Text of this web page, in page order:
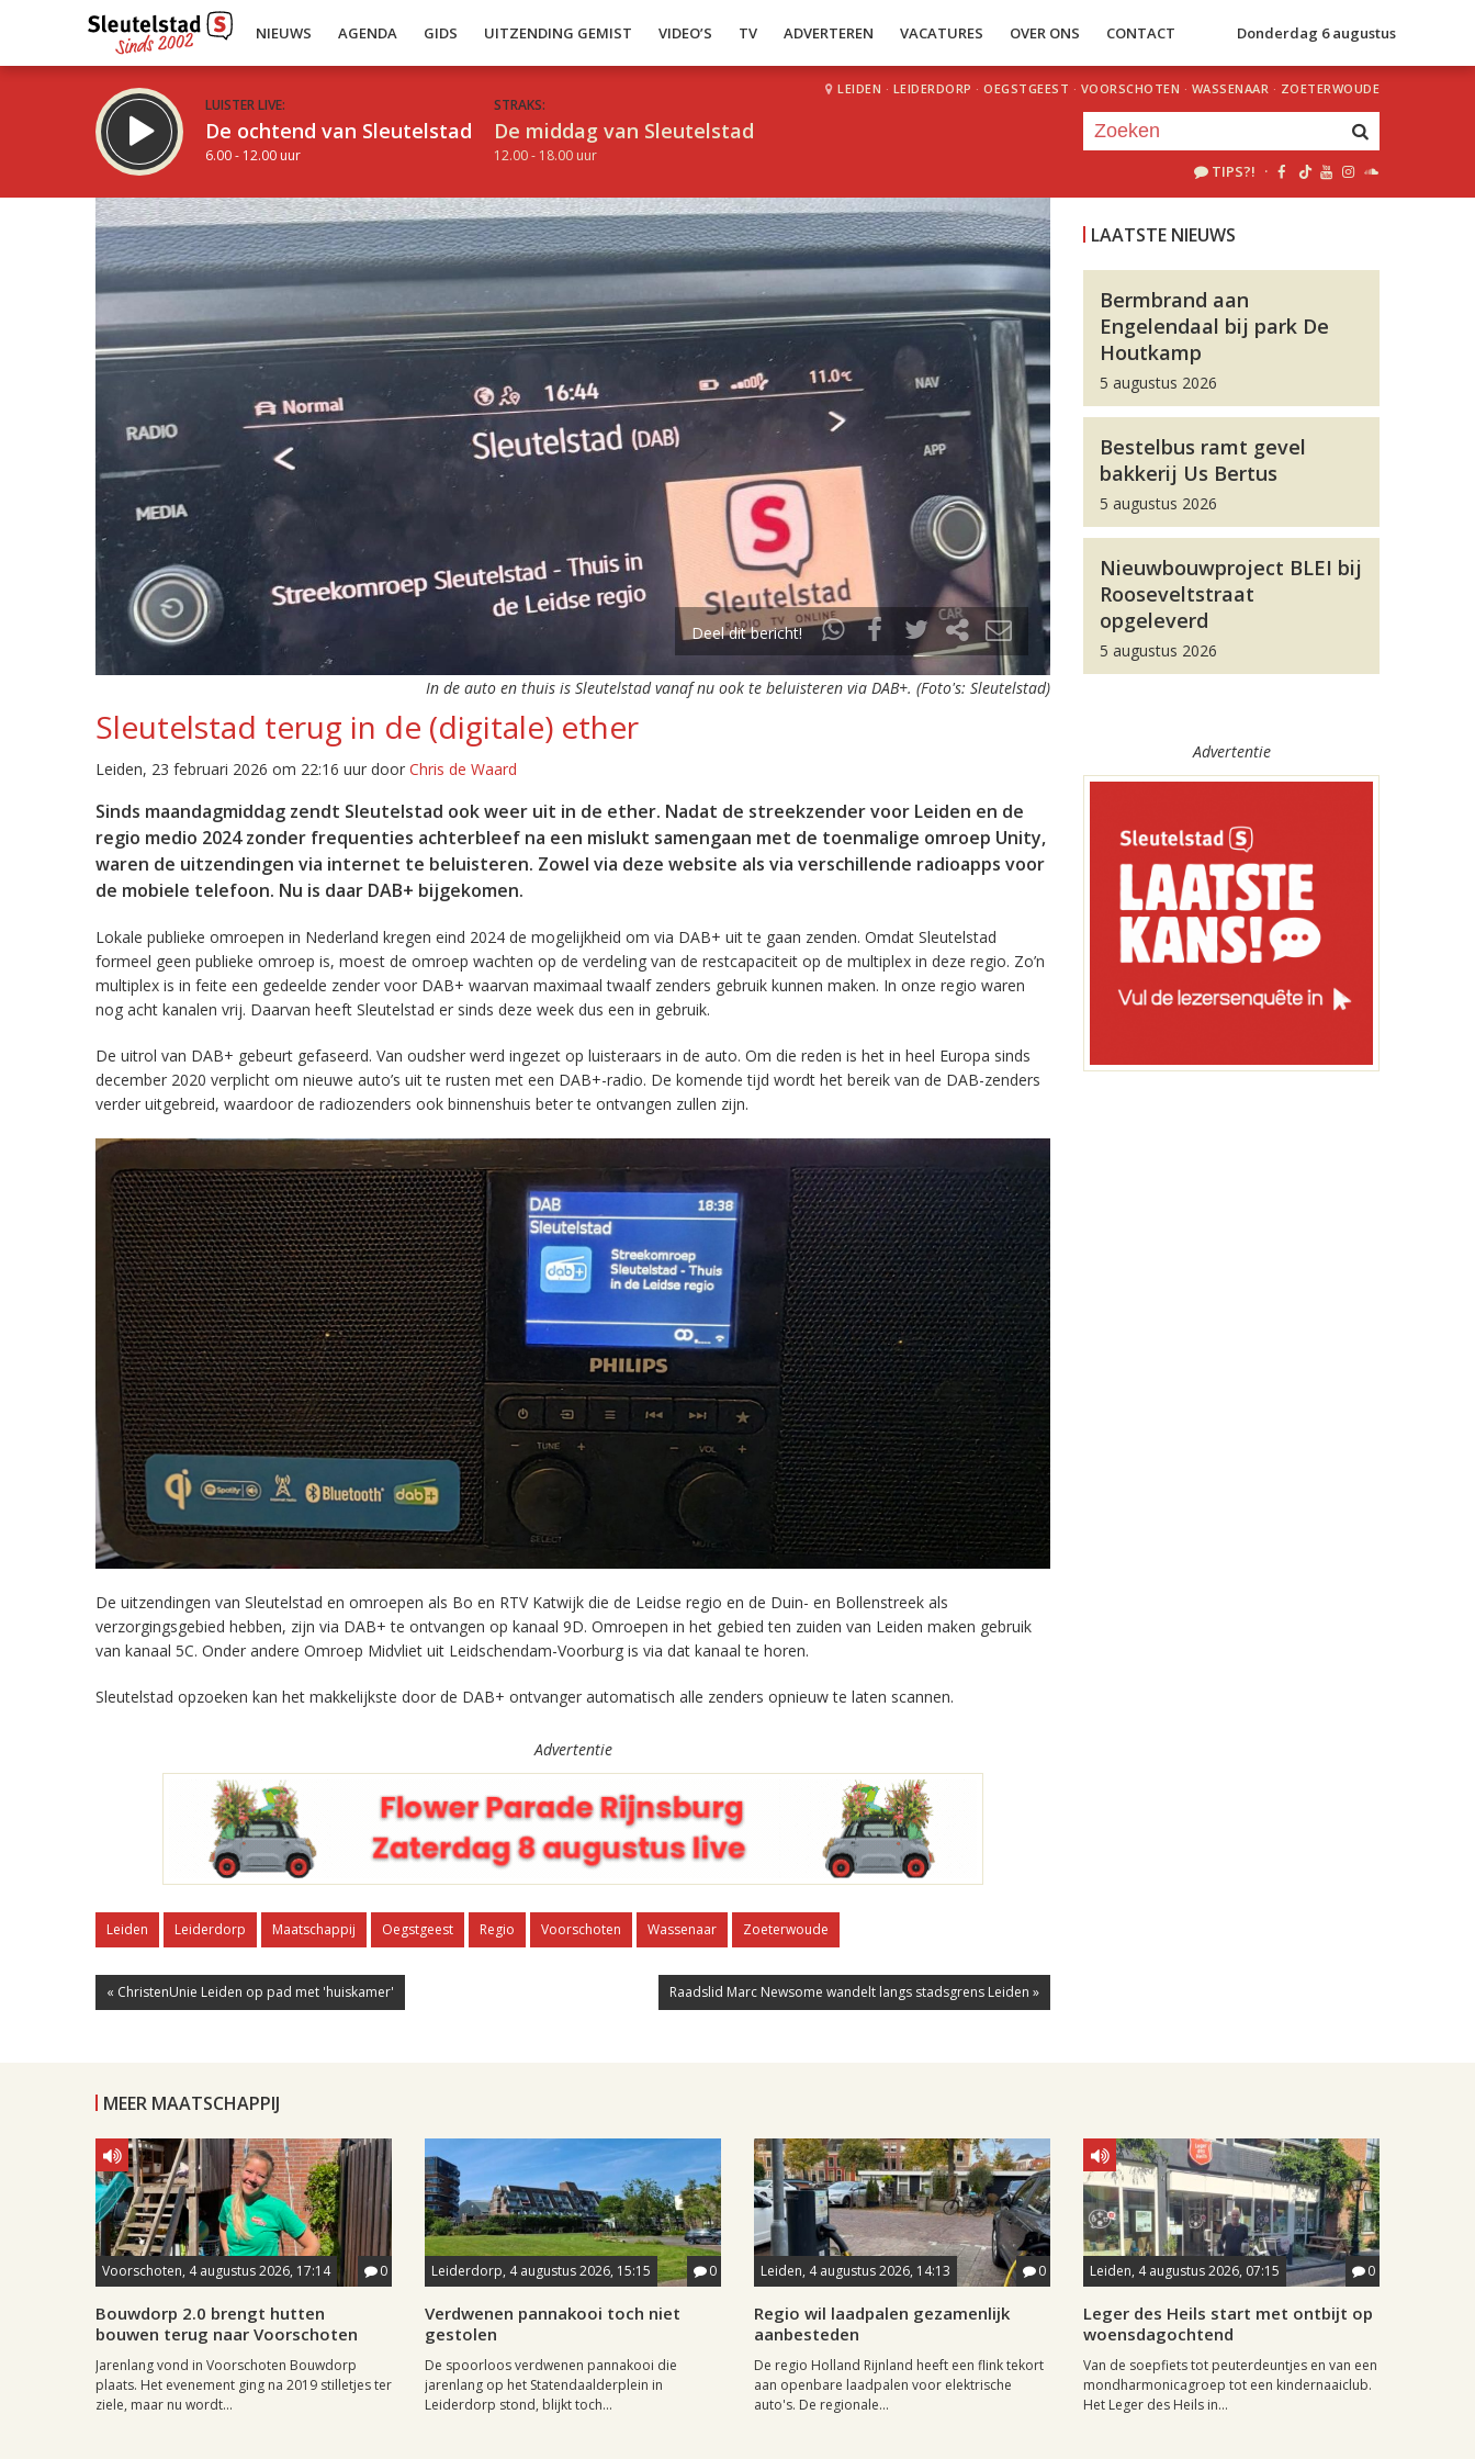
NIEUWS AGENDA GIDS UITZENDING GEMIST VIDEO’S TV ADVERTEREN VACATURES OVER ONS CONTACT Donderdag 6 augustus
LUISTER LIVE:
De ochtend van Sleutelstad
6.00 - 12.00 uur
STRAKS:
De middag van Sleutelstad
12.00 - 18.00 uur
LEIDEN · LEIDERDORP · OEGSTGEEST · VOORSCHOTEN · WASSENAAR · ZOETERWOUDE
TIPS?! ·
Deel dit bericht!
In de auto en thuis is Sleutelstad vanaf nu ook te beluisteren via DAB+. (Foto's: Sleutelstad)
Sleutelstad terug in de (digitale) ether
Leiden, 23 februari 2026 om 22:16 uur door Chris de Waard
Sinds maandagmiddag zendt Sleutelstad ook weer uit in de ether. Nadat de streekzender voor Leiden en de
regio medio 2024 zonder frequenties achterbleef na een mislukt samengaan met de toenmalige omroep Unity,
waren de uitzendingen via internet te beluisteren. Zowel via deze website als via verschillende radioapps voor
de mobiele telefoon. Nu is daar DAB+ bijgekomen.
Lokale publieke omroepen in Nederland kregen eind 2024 de mogelijkheid om via DAB+ uit te gaan zenden. Omdat Sleutelstad
formeel geen publieke omroep is, moest de omroep wachten op de verdeling van de restcapaciteit op de multiplex in deze regio. Zo’n
multiplex is in feite een gedeelde zender voor DAB+ waarvan maximaal twaalf zenders gebruik kunnen maken. In onze regio waren
nog acht kanalen vrij. Daarvan heeft Sleutelstad er sinds deze week dus een in gebruik.
De uitrol van DAB+ gebeurt gefaseerd. Van oudsher werd ingezet op luisteraars in de auto. Om die reden is het in heel Europa sinds
december 2020 verplicht om nieuwe auto’s uit te rusten met een DAB+-radio. De komende tijd wordt het bereik van de DAB-zenders
verder uitgebreid, waardoor de radiozenders ook binnenshuis beter te ontvangen zullen zijn.
De uitzendingen van Sleutelstad en omroepen als Bo en RTV Katwijk die de Leidse regio en de Duin- en Bollenstreek als
verzorgingsgebied hebben, zijn via DAB+ te ontvangen op kanaal 9D. Omroepen in het gebied ten zuiden van Leiden maken gebruik
van kanaal 5C. Onder andere Omroep Midvliet uit Leidschendam-Voorburg is via dat kanaal te horen.
Sleutelstad opzoeken kan het makkelijkste door de DAB+ ontvanger automatisch alle zenders opnieuw te laten scannen.
Advertentie
Leiden Leiderdorp Maatschappij Oegstgeest Regio Voorschoten Wassenaar Zoeterwoude
« ChristenUnie Leiden op pad met 'huiskamer' Raadslid Marc Newsome wandelt langs stadsgrens Leiden »
LAATSTE NIEUWS
Bermbrand aan
Engelendaal bij park De
Houtkamp
5 augustus 2026
Bestelbus ramt gevel
bakkerij Us Bertus
5 augustus 2026
Nieuwbouwproject BLEI bij
Rooseveltstraat
opgeleverd
5 augustus 2026
Advertentie
MEER MAATSCHAPPIJ
Voorschoten, 4 augustus 2026, 17:14 0
Bouwdorp 2.0 brengt hutten
bouwen terug naar Voorschoten
Jarenlang vond in Voorschoten Bouwdorp
plaats. Het evenement ging na 2019 stilletjes ter
ziele, maar nu wordt...
Leiderdorp, 4 augustus 2026, 15:15 0
Verdwenen pannakooi toch niet
gestolen
De spoorloos verdwenen pannakooi die
jarenlang op het Statendaalderplein in
Leiderdorp stond, blijkt toch...
Leiden, 4 augustus 2026, 14:13 0
Regio wil laadpalen gezamenlijk
aanbesteden
De regio Holland Rijnland heeft een flink tekort
aan openbare laadpalen voor elektrische
auto's. De regionale...
Leiden, 4 augustus 2026, 07:15 0
Leger des Heils start met ontbijt op
woensdagochtend
Van de soepfiets tot peuterdeuntjes en van een
mondharmonicagroep tot een kindernaaiclub.
Het Leger des Heils in...